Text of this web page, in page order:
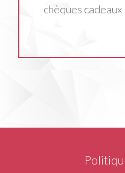
chèques cadeaux